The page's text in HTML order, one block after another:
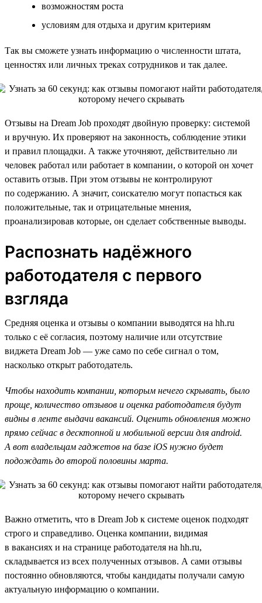
возможностям роста
условиям для отдыха и другим критериям
Так вы сможете узнать информацию о численности штата,
ценностях или личных треках сотрудников и так далее.
Отзывы на Dream Job проходят двойную проверку: системой
и вручную. Их проверяют на законность, соблюдение этики
и правил площадки. А также уточняют, действительно ли
человек работал или работает в компании, о которой он хочет
оставить отзыв. При этом отзывы не контролируют
по содержанию. А значит, соискателю могут попасться как
положительные, так и отрицательные мнения,
проанализировав которые, он сделает собственные выводы.
Распознать надёжного
работодателя с первого
взгляда
Средняя оценка и отзывы о компании выводятся на hh.ru
только с её согласия, поэтому наличие или отсутствие
виджета Dream Job — уже само по себе сигнал о том,
насколько открыт работодатель.
Чтобы находить компании, которым нечего скрывать, было
проще, количество отзывов и оценка работодателя будут
видны в ленте выдачи вакансий. Оценить обновления можно
прямо сейчас в десктопной и мобильной версии для android.
А вот владельцам гаджетов на базе iOS нужно будет
подождать до второй половины марта.
Важно отметить, что в Dream Job к системе оценок подходят
строго и справедливо. Оценка компании, видимая
в вакансиях и на странице работодателя на hh.ru,
складывается из всех полученных отзывов. А сами отзывы
постоянно обновляются, чтобы кандидаты получали самую
актуальную информацию о компании.